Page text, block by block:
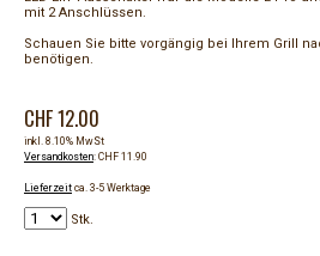
mit 2 Anschlüssen.
Schauen Sie bitte vorgängig bei Ihrem Grill
benötigen.
CHF 12.00
inkl. 8.10% MwSt
Versandkosten: CHF 11.90
Lieferzeit ca. 3-5 Werktage
Stk.